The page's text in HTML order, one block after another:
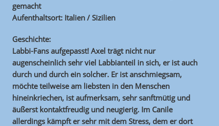
gemacht
Aufenthaltsort: Italien / Sizilien
Geschichte:
Labbi-Fans aufgepasst! Axel trägt nicht nur
augenscheinlich sehr viel Labbianteil in sich, er ist auch
durch und durch ein solcher. Er ist anschmiegsam,
möchte teilweise am liebsten in den Menschen
hineinkriechen, ist aufmerksam, sehr sanftmütig und
äußerst kontaktfreudig und neugierig. Im Canile
allerdings kämpft er sehr mit dem Stress, dem er dort